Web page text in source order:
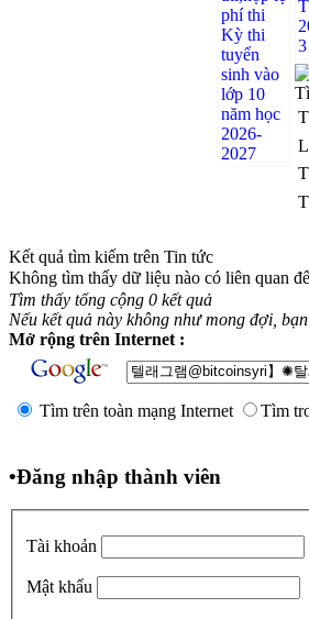
Kết quả tìm kiếm trên Tin tức
Không tìm thấy dữ liệu nào có liên quan
Tìm thấy tổng cộng 0 kết quả
Nếu kết quả này không như mong đợi,
Mở rộng trên Internet :
Tìm trên toàn mạng Internet Tìm
•Đăng nhập thành viên
Tài khoản
Mật khẩu